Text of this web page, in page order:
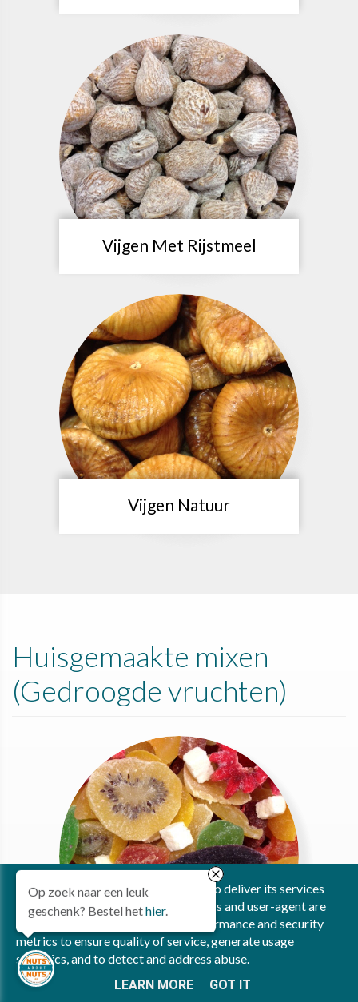
Vijgen Met Rijstmeel
Vijgen Natuur
Huisgemaakte mixen
(Gedroogde vruchten)
Fruit Mix
This site uses cookies from Google to deliver its services
and to analyze traffic. Your IP address and user-agent are
shared with Google along with performance and security
metrics to ensure quality of service, generate usage
statistics, and to detect and address abuse.
LEARN MORE
GOT IT
Op zoek naar een leuk
geschenk? Bestel hethier.